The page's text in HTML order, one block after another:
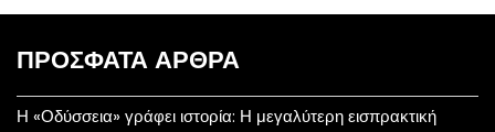
ΠΡΌΣΦΑΤΑ ΆΡΘΡΑ
Η «Οδύσσεια» γράφει ιστορία: Η μεγαλύτερη εισπρακτική